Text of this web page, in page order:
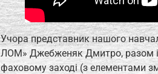
Учора представник нашого
ЛОМ» Джебженяк Дмитро, разом
фаховому заході (з елементами